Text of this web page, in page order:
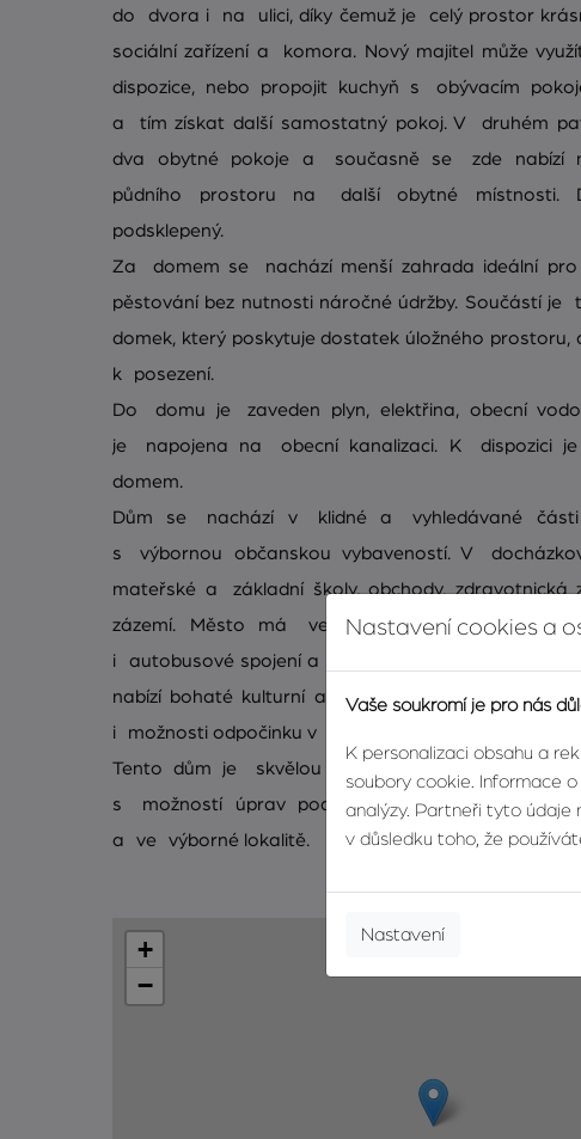
do dvora i na ulici, díky čemuž je celý prostor
sociální zařízení a komora. Nový majitel může
dispozice, nebo propojit kuchyň s obývacím
a tím získat další samostatný pokoj. V druhém
dva obytné pokoje a současně se zde nabízí
půdního prostoru na další obytné místnosti.
podsklepený.
Za domem se nachází menší zahrada ideální
pěstování bez nutnosti náročné údržby. Součástí je
domek, který poskytuje dostatek úložného prostoru,
k posezení.
Do domu je zaveden plyn, elektřina, obecní
je napojena na obecní kanalizaci. K dispozici
domem.
Dům se nachází v klidné a vyhledávané části
s výbornou občanskou vybaveností. V
mateřské a základní školy, obchody, zdravotnická
zázemí. Město má velmi dobrou dopravní
i autobusové spojení a rychlý přístup do centra.
nabízí bohaté kulturní a sportovní vyžití, a díky
i možnosti odpočinku v přírodě.
Tento dům je skvělou příležitostí pro ty, kteří
s možností úprav podle vlastních představ, s
a ve výborné lokalitě.
+
−
Nastavení cookies a
Vaše soukromí je pro nás
K personalizaci obsahu a
soubory cookie. Informace
analýzy. Partneři tyto údaje
v důsledku toho, že
Nastavení